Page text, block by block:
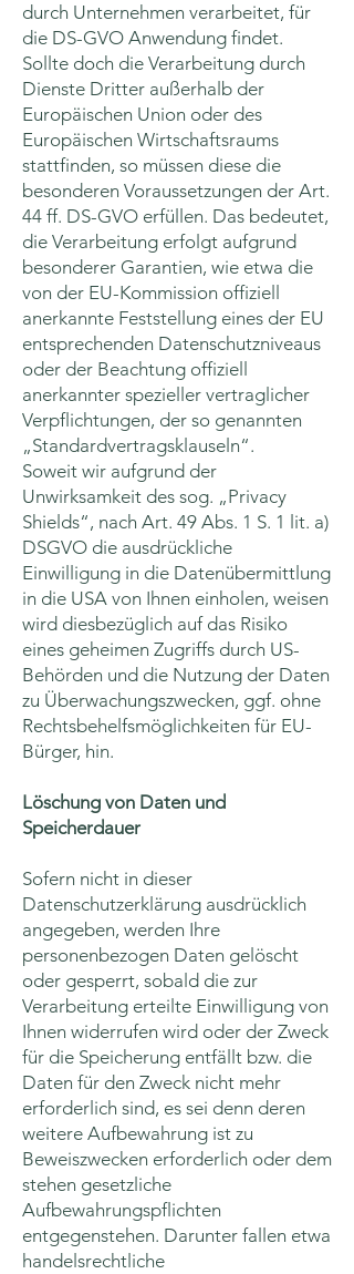
durch Unternehmen verarbeitet, für
die DS-GVO Anwendung findet.
Sollte doch die Verarbeitung durch
Dienste Dritter außerhalb der
Europäischen Union oder des
Europäischen Wirtschaftsraums
stattfinden, so müssen diese die
besonderen Voraussetzungen der Art.
44 ff. DS-GVO erfüllen. Das bedeutet,
die Verarbeitung erfolgt aufgrund
besonderer Garantien, wie etwa die
von der EU-Kommission offiziell
anerkannte Feststellung eines der EU
entsprechenden Datenschutzniveaus
oder der Beachtung offiziell
anerkannter spezieller vertraglicher
Verpflichtungen, der so genannten
„Standardvertragsklauseln“.
Soweit wir aufgrund der
Unwirksamkeit des sog. „Privacy
Shields“, nach Art. 49 Abs. 1 S. 1 lit. a)
DSGVO die ausdrückliche
Einwilligung in die Datenübermittlung
in die USA von Ihnen einholen, weisen
wird diesbezüglich auf das Risiko
eines geheimen Zugriffs durch US-
Behörden und die Nutzung der Daten
zu Überwachungszwecken, ggf. ohne
Rechtsbehelfsmöglichkeiten für EU-
Bürger, hin.
Löschung von Daten und
Speicherdauer
Sofern nicht in dieser
Datenschutzerklärung ausdrücklich
angegeben, werden Ihre
personenbezogen Daten gelöscht
oder gesperrt, sobald die zur
Verarbeitung erteilte Einwilligung von
Ihnen widerrufen wird oder der Zweck
für die Speicherung entfällt bzw. die
Daten für den Zweck nicht mehr
erforderlich sind, es sei denn deren
weitere Aufbewahrung ist zu
Beweiszwecken erforderlich oder dem
stehen gesetzliche
Aufbewahrungspflichten
entgegenstehen. Darunter fallen etwa
handelsrechtliche